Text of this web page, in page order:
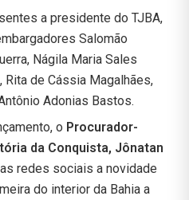
a presidente do TJBA,
Salomão
Nágila Maria Sales
de Cássia Magalhães,
Adonias Bastos.
o Procurador-
da Conquista, Jônatan
redes sociais a novidade
do interior da Bahia a